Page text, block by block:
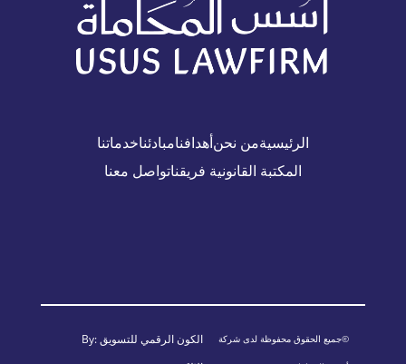
الرئيسيةمن نحنأهدافنامبادئناخدماتنا
المكتبة القانونية فريقناتواصل معنا
By:الكون الرقمي للتسويق
©جميع الحقوق محفوظة لدى شركة